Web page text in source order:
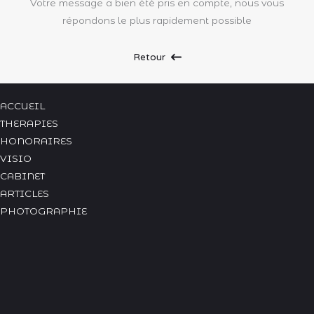
Votre message a bien été pris en compte, nous vous
répondons le plus rapidement possible
Retour
ACCUEIL
THERAPIES
HONORAIRES
VISIO
CABINET
ARTICLES
PHOTOGRAPHIE